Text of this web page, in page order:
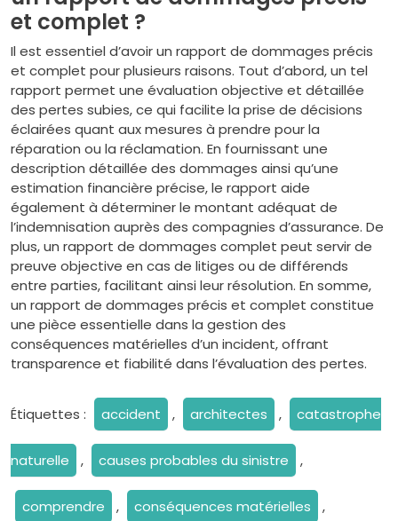
et complet ?
Il est essentiel d’avoir un rapport de dommages précis
et complet pour plusieurs raisons. Tout d’abord, un tel
rapport permet une évaluation objective et détaillée
des pertes subies, ce qui facilite la prise de décisions
éclairées quant aux mesures à prendre pour la
réparation ou la réclamation. En fournissant une
description détaillée des dommages ainsi qu’une
estimation financière précise, le rapport aide
également à déterminer le montant adéquat de
l’indemnisation auprès des compagnies d’assurance. De
plus, un rapport de dommages complet peut servir de
preuve objective en cas de litiges ou de différends
entre parties, facilitant ainsi leur résolution. En somme,
un rapport de dommages précis et complet constitue
une pièce essentielle dans la gestion des
conséquences matérielles d’un incident, offrant
transparence et fiabilité dans l’évaluation des pertes.
Étiquettes : accident , architectes , catastrophe
naturelle , causes probables du sinistre ,
comprendre , conséquences matérielles ,